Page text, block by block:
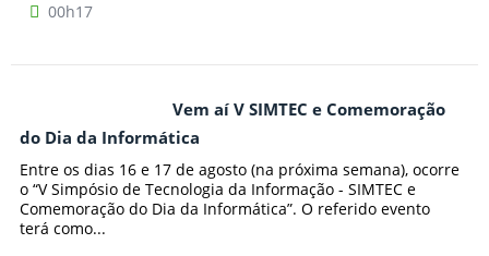
00h17
Vem aí V SIMTEC e Comemoração
do Dia da Informática
Entre os dias 16 e 17 de agosto (na próxima semana), ocorre
o “V Simpósio de Tecnologia da Informação - SIMTEC e
Comemoração do Dia da Informática”. O referido evento
terá como...